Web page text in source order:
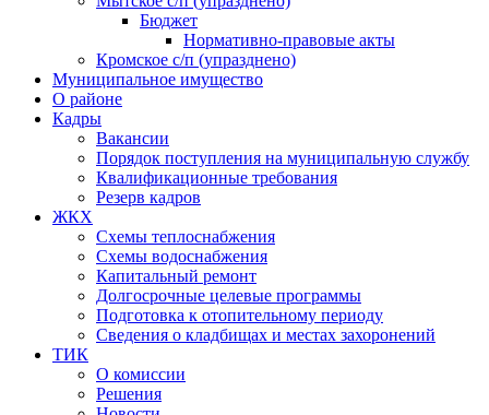
Бюджет
Нормативно-правовые акты
Кромское с/п (упразднено)
Муниципальное имущество
О районе
Кадры
Вакансии
Порядок поступления на муниципальную службу
Квалификационные требования
Резерв кадров
ЖКХ
Схемы теплоснабжения
Схемы водоснабжения
Капитальный ремонт
Долгосрочные целевые программы
Подготовка к отопительному периоду
Сведения о кладбищах и местах захоронений
ТИК
О комиссии
Решения